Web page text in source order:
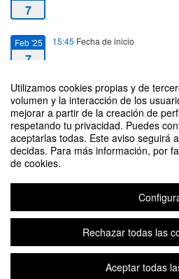
Utilizamos cookies propias y de
volumen y la interacción de los
mejorar a partir de la creación de
respetando tu privacidad. Puedes
aceptarlas todas. Este aviso seguirá
decidas. Para más información, por
de cookies.
Rechazar todas las
Aceptar todas
7
Feb '25
7
15:45 Fecha de inicio
Feb '25
7
17:00Fecha de fin
Plataforma de organización de